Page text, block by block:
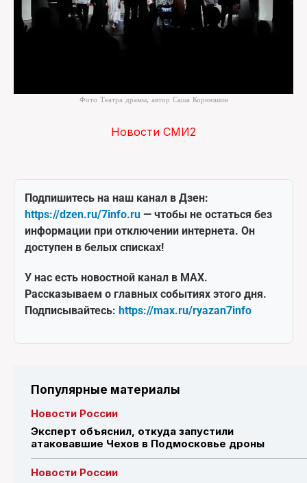
Фото Театра драмы, автор Саша Корнюшин
Новости СМИ2
Подпишитесь на наш канал в Дзен:
https://dzen.ru/7info.ru — чтобы не остаться без
информации при отключении интернета. Он
доступен в белых списках!
У нас есть новостной канал в MAX.
Рассказываем о главных событиях этого дня.
Подписывайтесь: https://max.ru/ryazan7info
Популярные материалы
Новости России
Эксперт объяснил, откуда запустили
атаковавшие Чехов в Подмосковье дроны
Новости России